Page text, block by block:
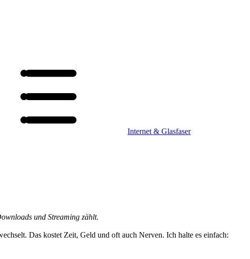
Internet & Glasfaser
und Streaming zählt.
Das kostet Zeit, Geld und oft auch Nerven. Ich halte es einfach: